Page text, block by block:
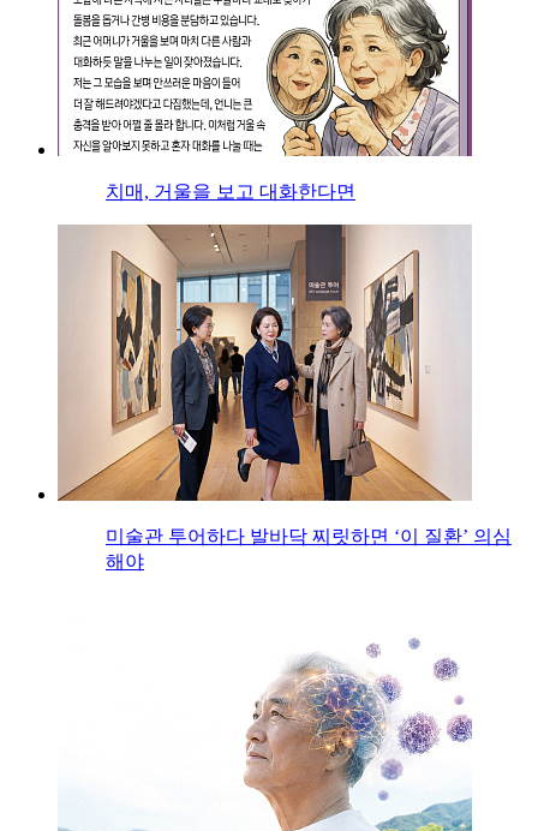
치매, 거울을 보고 대화한다면
미술관 투어하다 발바닥 찌릿하면 ‘이 질환’ 의심
해야